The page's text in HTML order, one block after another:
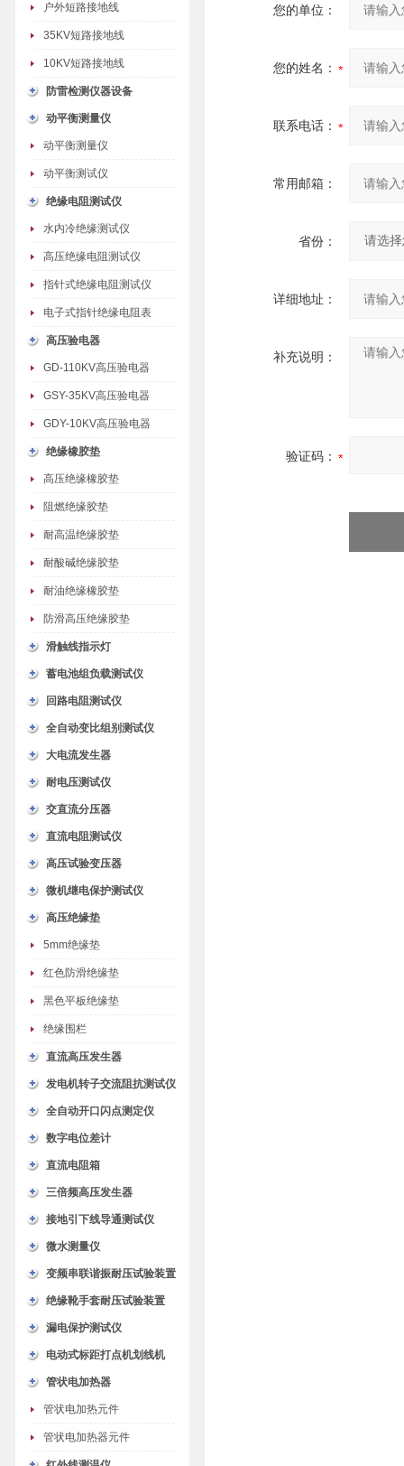
户外短路接地线
35KV短路接地线
10KV短路接地线
防雷检测仪器设备
动平衡测量仪
动平衡测量仪
动平衡测试仪
绝缘电阻测试仪
水内冷绝缘测试仪
高压绝缘电阻测试仪
指针式绝缘电阻测试仪
电子式指针绝缘电阻表
高压验电器
GD-110KV高压验电器
GSY-35KV高压验电器
GDY-10KV高压验电器
绝缘橡胶垫
高压绝缘橡胶垫
阻燃绝缘胶垫
耐高温绝缘胶垫
耐酸碱绝缘胶垫
耐油绝缘橡胶垫
防滑高压绝缘胶垫
滑触线指示灯
蓄电池组负载测试仪
回路电阻测试仪
全自动变比组别测试仪
大电流发生器
耐电压测试仪
交直流分压器
直流电阻测试仪
高压试验变压器
微机继电保护测试仪
高压绝缘垫
5mm绝缘垫
红色防滑绝缘垫
黑色平板绝缘垫
绝缘围栏
直流高压发生器
发电机转子交流阻抗测试仪
全自动开口闪点测定仪
数字电位差计
直流电阻箱
三倍频高压发生器
接地引下线导通测试仪
微水测量仪
变频串联谐振耐压试验装置
绝缘靴手套耐压试验装置
漏电保护测试仪
电动式标距打点机划线机
管状电加热器
管状电加热元件
管状电加热器元件
您的单位：
您的姓名：
联系电话：
常用邮箱：
省份：
详细地址：
补充说明：
验证码：